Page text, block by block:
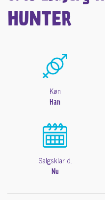
HUNTER
Køn
Han
Salgsklar d.
Nu